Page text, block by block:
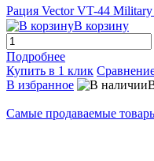
Рация Vector VT-44
В корзину
Подробнее
Купить в 1 клик
В избранное
Самые продаваемые